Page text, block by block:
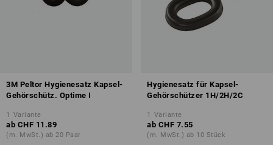
3M Peltor Hygienesatz Kapsel-
Gehörschütz. Optime I
1 Variante
ab CHF 11.89
(m. MwSt.) ab 20 Paar
Hygienesatz für Kapsel-
Gehörschützer 1H/2H/2C
1 Variante
ab CHF 7.55
(m. MwSt.) ab 10 Stück